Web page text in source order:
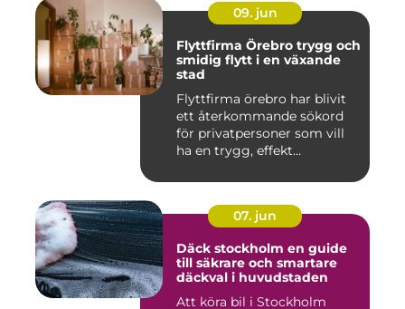
09. jun
Flyttfirma Örebro trygg och
smidig flytt i en växande
stad
Flyttfirma örebro har blivit
ett återkommande sökord
för privatpersoner som vill
ha en trygg, effekt...
07. jun
Däck stockholm en guide
till säkrare och smartare
däckval i huvudstaden
Att köra bil i Stockholm